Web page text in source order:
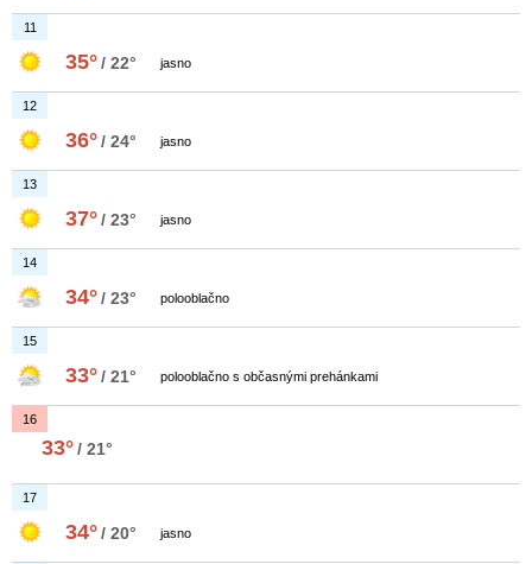
11
35°/ 22° jasno
12
36°/ 24° jasno
13
37°/ 23° jasno
14
34°/ 23° polooblačno
15
33°/ 21° polooblačno s občasnými prehánkami
16
33°/ 21°
17
34°/ 20° jasno